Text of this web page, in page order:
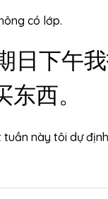
có lớp.
日下午
东西。
tuần này tôi dự